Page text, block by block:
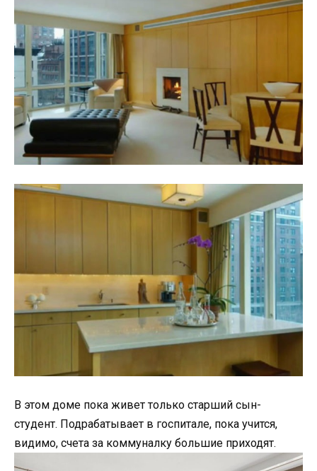
В этом доме пока живет только старший сын-
студент. Подрабатывает в госпитале, пока учится,
видимо, счета за коммуналку большие приходят.